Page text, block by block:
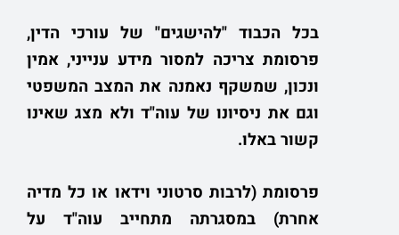
בכל הכבוד "להישגים" של עורכי הדין,
פרסומת צריכה למסור מידע ענייני, אמין
ונכון, שמשקף נאמנה את המצב המשפטי
וגם את ניסיונו של עוה"ד ולא מצג שאינו
קשור באלו.
פרסומת (לרבות סרטוני וידאו או כל מדיה
אחרת) במסגרתה מתחייב עוה"ד על